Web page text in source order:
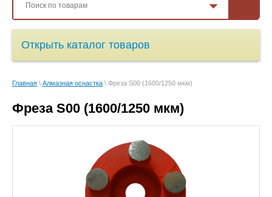
Открыть каталог товаров
Главная \ Алмазная оснастка \ Фреза S00 (1600/1250 мкм)
Фреза S00 (1600/1250 мкм)